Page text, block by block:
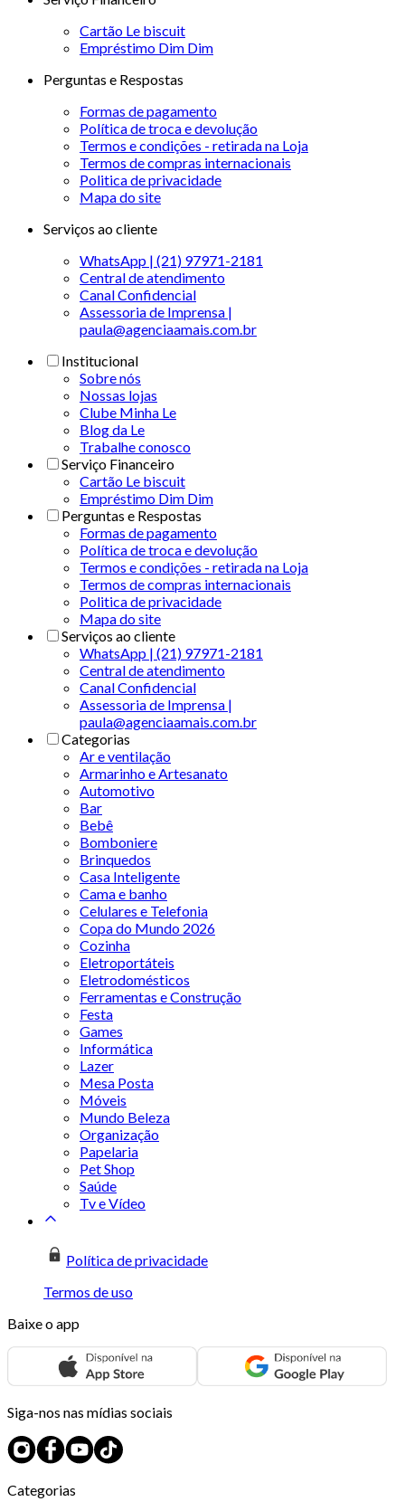
Cartão Le biscuit
Empréstimo Dim Dim
Perguntas e Respostas
Formas de pagamento
Política de troca e devolução
Termos e condições - retirada na Loja
Termos de compras internacionais
Politica de privacidade
Mapa do site
Serviços ao cliente
WhatsApp | (21) 97971-2181
Central de atendimento
Canal Confidencial
Assessoria de Imprensa |
paula@agenciaamais.com.br
Institucional
Sobre nós
Nossas lojas
Clube Minha Le
Blog da Le
Trabalhe conosco
Serviço Financeiro
Cartão Le biscuit
Empréstimo Dim Dim
Perguntas e Respostas
Formas de pagamento
Política de troca e devolução
Termos e condições - retirada na Loja
Termos de compras internacionais
Politica de privacidade
Mapa do site
Serviços ao cliente
WhatsApp | (21) 97971-2181
Central de atendimento
Canal Confidencial
Assessoria de Imprensa |
paula@agenciaamais.com.br
Categorias
Ar e ventilação
Armarinho e Artesanato
Automotivo
Bar
Bebê
Bomboniere
Brinquedos
Casa Inteligente
Cama e banho
Celulares e Telefonia
Copa do Mundo 2026
Cozinha
Eletroportáteis
Eletrodomésticos
Ferramentas e Construção
Festa
Games
Informática
Lazer
Mesa Posta
Móveis
Mundo Beleza
Organização
Papelaria
Pet Shop
Saúde
Tv e Vídeo
Política de privacidade
Termos de uso
Baixe o app
Siga-nos nas mídias sociais
Categorias